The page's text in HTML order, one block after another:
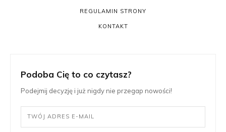
REGULAMIN STRONY
KONTAKT
Podoba Cię to co czytasz?
Podejmij decyzję i już nigdy nie przegap nowości!